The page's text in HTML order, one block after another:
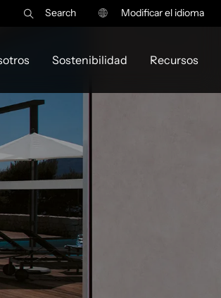
Search Modificar el idioma
Sostenibilidad Recursos